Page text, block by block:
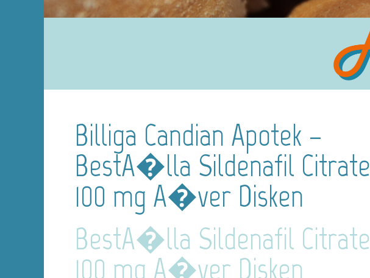
Billiga Candian Apotek –
BestA�lla Sildenafil Citrate
100 mg A�ver Disken
BestA�lla Sildenafil Citrate
100 mg A�ver Disken